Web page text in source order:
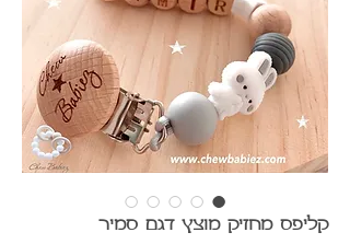
קליפס מחזיק מוצץ דגם סמיר